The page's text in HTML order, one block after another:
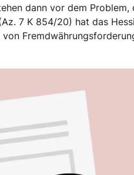
dann vor dem
7 K 854/20) hat das